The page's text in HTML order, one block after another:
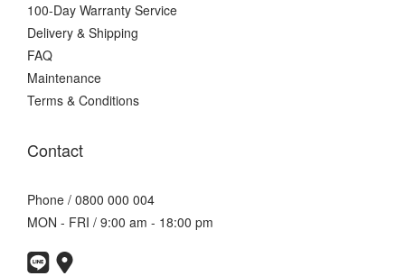
100-Day Warranty Service
Delivery & Shipping
FAQ
Maintenance
Terms & Conditions
Contact
Phone / 0800 000 004
MON - FRI / 9:00 am - 18:00 pm